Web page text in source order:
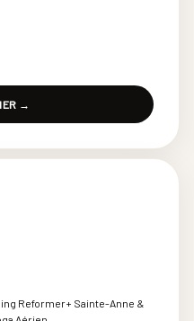
→
Reformer+ Sainte-Anne &